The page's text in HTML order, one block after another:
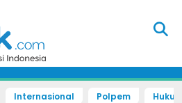
Internasional Polpem